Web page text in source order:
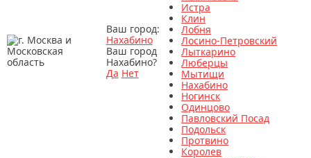
Ваш город:
Нахабино
Ваш город
Нахабино?
Да Нет
Истра
Клин
Лобня
Лосино-Петровский
Лыткарино
Люберцы
Мытищи
Нахабино
Ногинск
Одинцово
Павловский Посад
Подольск
Протвино
Королев